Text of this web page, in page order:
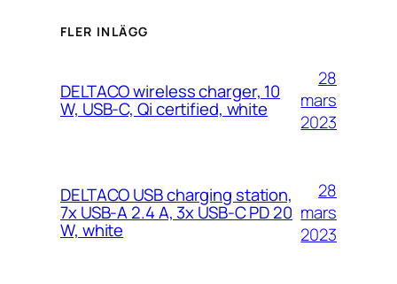
FLER INLÄGG
DELTACO wireless charger, 10
W, USB-C, Qi certified, white
28
mars
2023
DELTACO USB charging station,
7x USB-A 2.4 A, 3x USB-C PD 20
W, white
28
mars
2023